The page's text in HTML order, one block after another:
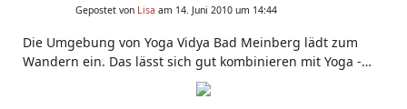
Gepostet von Lisa am 14. Juni 2010 um 14:44
Die Umgebung von Yoga Vidya Bad Meinberg lädt zum
Wandern ein. Das lässt sich gut kombinieren mit Yoga -
zum Beispiel im Yoga und Wander Seminar, was von Yoga
Vidya regelmässig angeboten wird.